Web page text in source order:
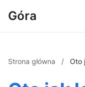
Góra
Strona główna / Oto